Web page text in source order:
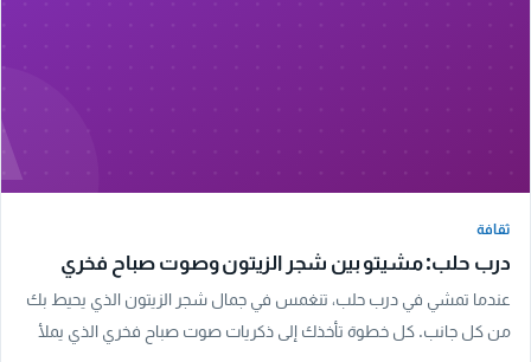
ثقافة
درب حلب: مشيتو بين شجر الزيتون وصوت صباح فخري
عندما تمشي في درب حلب، تنغمس في جمال شجر الزيتون الذي يحيط بك
من كل جانب. كل خطوة تأخذك إلى ذكريات صوت صباح فخري الذي يملأ